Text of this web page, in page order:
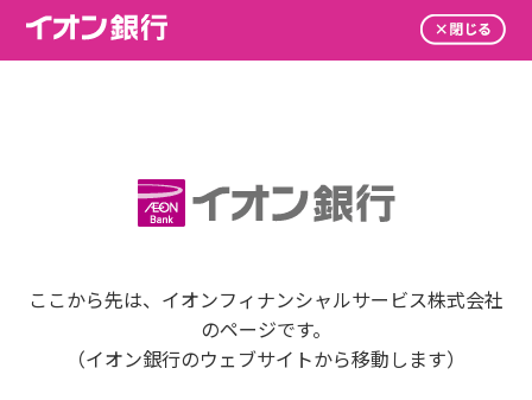
ここから先は、イオンフィナンシャルサービス株式会社
のページです。
（イオン銀行のウェブサイトから移動します）